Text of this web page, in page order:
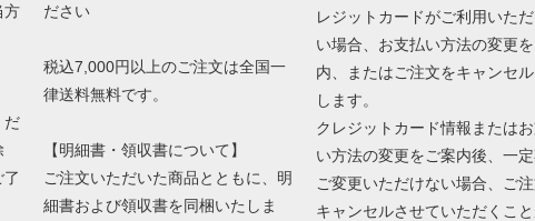
方
だ
ださい
税込7,000円以上のご注文は全国一
律送料無料です。
【明細書・領収書について】
ご注文いただいた商品とともに、明
細書および領収書を同梱いたしま
レジットカードがご利用いた
い場合、お支払い方法の変更
内、またはご注文をキャンセ
します。
クレジットカード情報または
い方法の変更をご案内後、一
ご変更いただけない場合、ご
キャンセルさせていただくこ